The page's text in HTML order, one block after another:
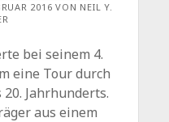
2016 VON NEIL Y.
bei seinem 4.
eine Tour durch
Jahrhunderts.
aus einem